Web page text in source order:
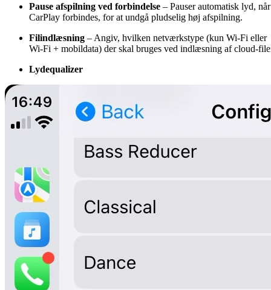
Pause afspilning ved forbindelse – Pauser automatisk lyd, når
CarPlay forbindes, for at undgå pludselig høj afspilning.
Filindlæsning – Angiv, hvilken netværkstype (kun Wi-Fi eller
Wi-Fi + mobildata) der skal bruges ved indlæsning af cloud-
Lydequalizer